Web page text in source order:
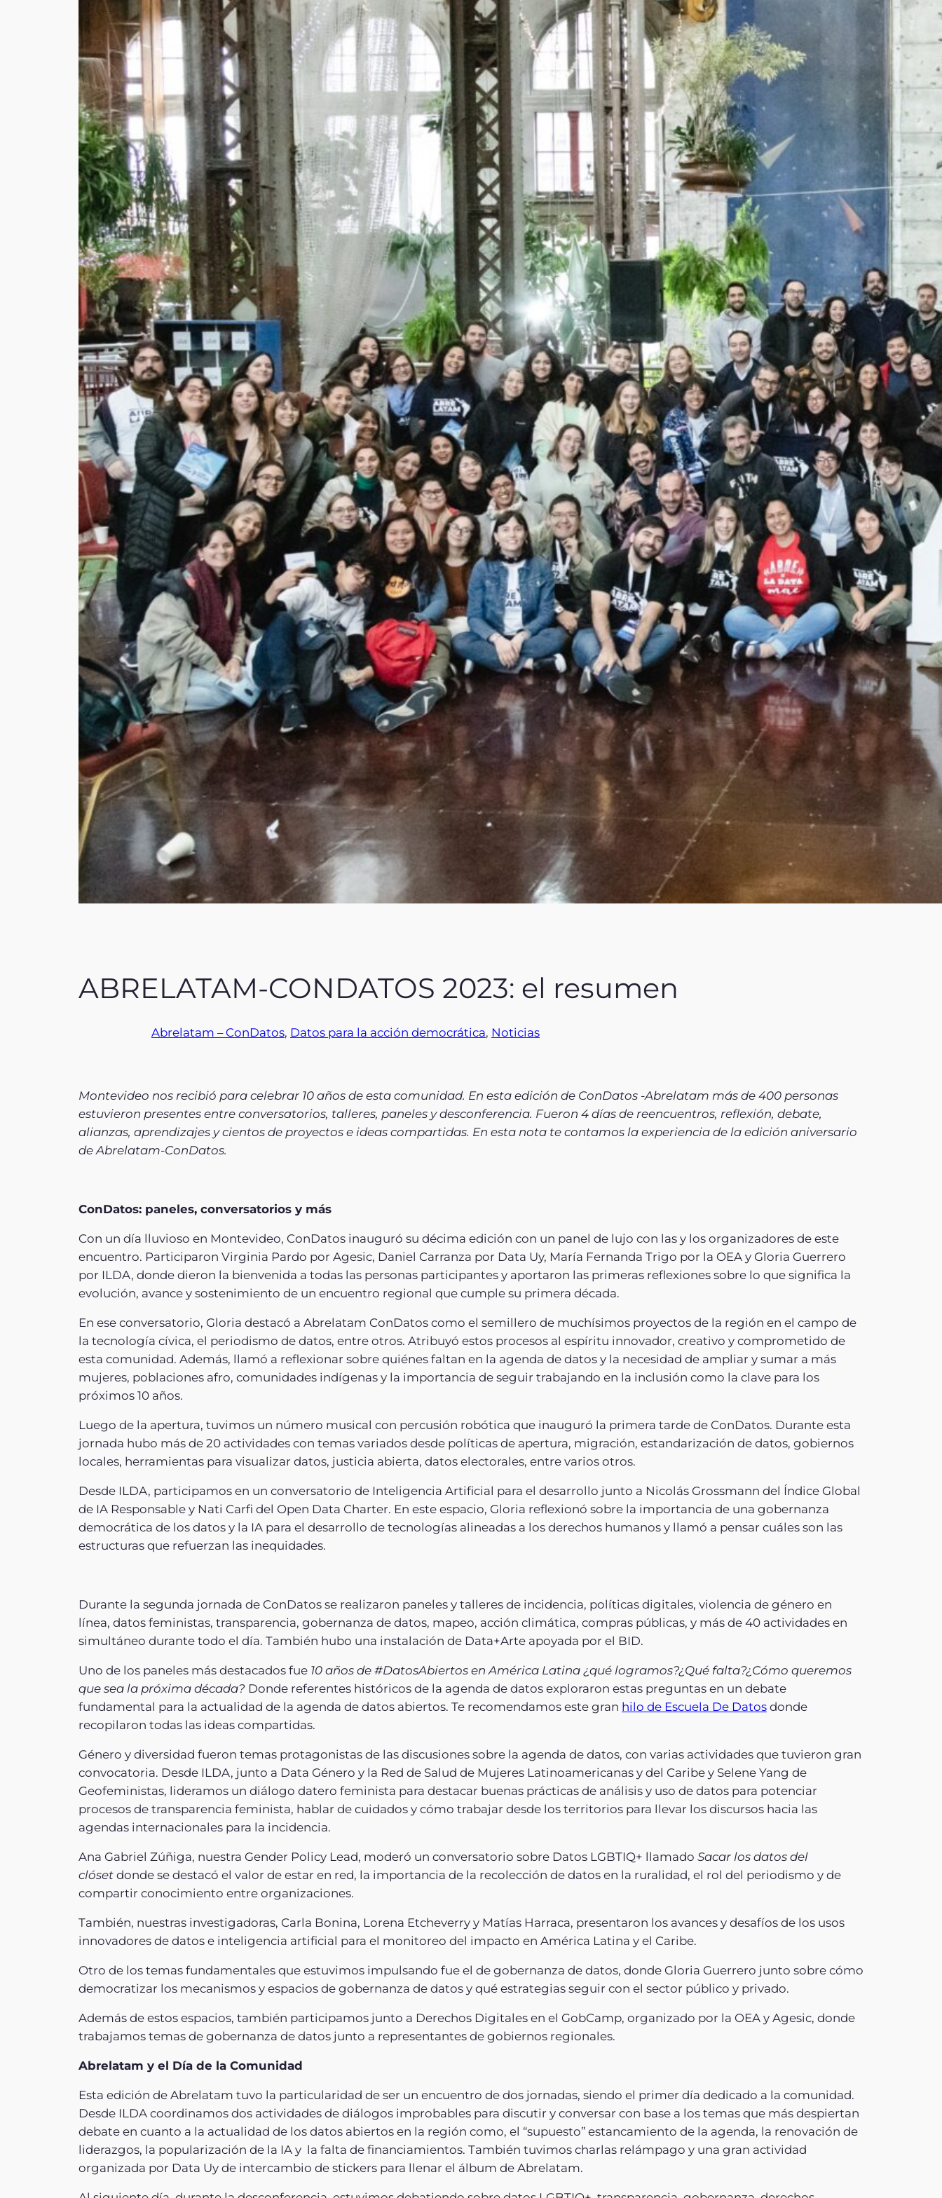
ABRELATAM-CONDATOS 2023: el resumen
Abrelatam – ConDatos, Datos para la acción democrática, Noticias
Montevideo nos recibió para celebrar 10 años de esta comunidad. En esta edición de ConDatos -Abrelatam más de 400 personas
estuvieron presentes entre conversatorios, talleres, paneles y desconferencia. Fueron 4 días de reencuentros, reflexión, debate,
alianzas, aprendizajes y cientos de proyectos e ideas compartidas. En esta nota te contamos la experiencia de la edición aniversario
de Abrelatam-ConDatos.
ConDatos: paneles, conversatorios y más
Con un día lluvioso en Montevideo, ConDatos inauguró su décima edición con un panel de lujo con las y los organizadores de este
encuentro. Participaron Virginia Pardo por Agesic, Daniel Carranza por Data Uy, María Fernanda Trigo por la OEA y Gloria Guerrero
por ILDA, donde dieron la bienvenida a todas las personas participantes y aportaron las primeras reflexiones sobre lo que significa la
evolución, avance y sostenimiento de un encuentro regional que cumple su primera década.
En ese conversatorio, Gloria destacó a Abrelatam ConDatos como el semillero de muchísimos proyectos de la región en el campo de
la tecnología cívica, el periodismo de datos, entre otros. Atribuyó estos procesos al espíritu innovador, creativo y comprometido de
esta comunidad. Además, llamó a reflexionar sobre quiénes faltan en la agenda de datos y la necesidad de ampliar y sumar a más
mujeres, poblaciones afro, comunidades indígenas y la importancia de seguir trabajando en la inclusión como la clave para los
próximos 10 años.
Luego de la apertura, tuvimos un número musical con percusión robótica que inauguró la primera tarde de ConDatos. Durante esta
jornada hubo más de 20 actividades con temas variados desde políticas de apertura, migración, estandarización de datos, gobiernos
locales, herramientas para visualizar datos, justicia abierta, datos electorales, entre varios otros.
Desde ILDA, participamos en un conversatorio de Inteligencia Artificial para el desarrollo junto a Nicolás Grossmann del Índice Global
de IA Responsable y Nati Carfi del Open Data Charter. En este espacio, Gloria reflexionó sobre la importancia de una gobernanza
democrática de los datos y la IA para el desarrollo de tecnologías alineadas a los derechos humanos y llamó a pensar cuáles son las
estructuras que refuerzan las inequidades.
Durante la segunda jornada de ConDatos se realizaron paneles y talleres de incidencia, políticas digitales, violencia de género en
línea, datos feministas, transparencia, gobernanza de datos, mapeo, acción climática, compras públicas, y más de 40 actividades en
simultáneo durante todo el día. También hubo una instalación de Data+Arte apoyada por el BID.
Uno de los paneles más destacados fue 10 años de #DatosAbiertos en América Latina ¿qué logramos?¿Qué falta?¿Cómo queremos
que sea la próxima década? Donde referentes históricos de la agenda de datos exploraron estas preguntas en un debate
fundamental para la actualidad de la agenda de datos abiertos. Te recomendamos este gran hilo de Escuela De Datos donde
recopilaron todas las ideas compartidas.
Género y diversidad fueron temas protagonistas de las discusiones sobre la agenda de datos, con varias actividades que tuvieron gran
convocatoria. Desde ILDA, junto a Data Género y la Red de Salud de Mujeres Latinoamericanas y del Caribe y Selene Yang de
Geofeministas, lideramos un diálogo datero feminista para destacar buenas prácticas de análisis y uso de datos para potenciar
procesos de transparencia feminista, hablar de cuidados y cómo trabajar desde los territorios para llevar los discursos hacia las
agendas internacionales para la incidencia.
Ana Gabriel Zúñiga, nuestra Gender Policy Lead, moderó un conversatorio sobre Datos LGBTIQ+ llamado Sacar los datos del
clóset donde se destacó el valor de estar en red, la importancia de la recolección de datos en la ruralidad, el rol del periodismo y de
compartir conocimiento entre organizaciones.
También, nuestras investigadoras, Carla Bonina, Lorena Etcheverry y Matías Harraca, presentaron los avances y desafíos de los usos
innovadores de datos e inteligencia artificial para el monitoreo del impacto en América Latina y el Caribe.
Otro de los temas fundamentales que estuvimos impulsando fue el de gobernanza de datos, donde Gloria Guerrero junto sobre cómo
democratizar los mecanismos y espacios de gobernanza de datos y qué estrategias seguir con el sector público y privado.
Además de estos espacios, también participamos junto a Derechos Digitales en el GobCamp, organizado por la OEA y Agesic, donde
trabajamos temas de gobernanza de datos junto a representantes de gobiernos regionales.
Abrelatam y el Día de la Comunidad
Esta edición de Abrelatam tuvo la particularidad de ser un encuentro de dos jornadas, siendo el primer día dedicado a la comunidad.
Desde ILDA coordinamos dos actividades de diálogos improbables para discutir y conversar con base a los temas que más despiertan
debate en cuanto a la actualidad de los datos abiertos en la región como, el “supuesto” estancamiento de la agenda, la renovación de
liderazgos, la popularización de la IA y la falta de financiamientos. También tuvimos charlas relámpago y una gran actividad
organizada por Data Uy de intercambio de stickers para llenar el álbum de Abrelatam.